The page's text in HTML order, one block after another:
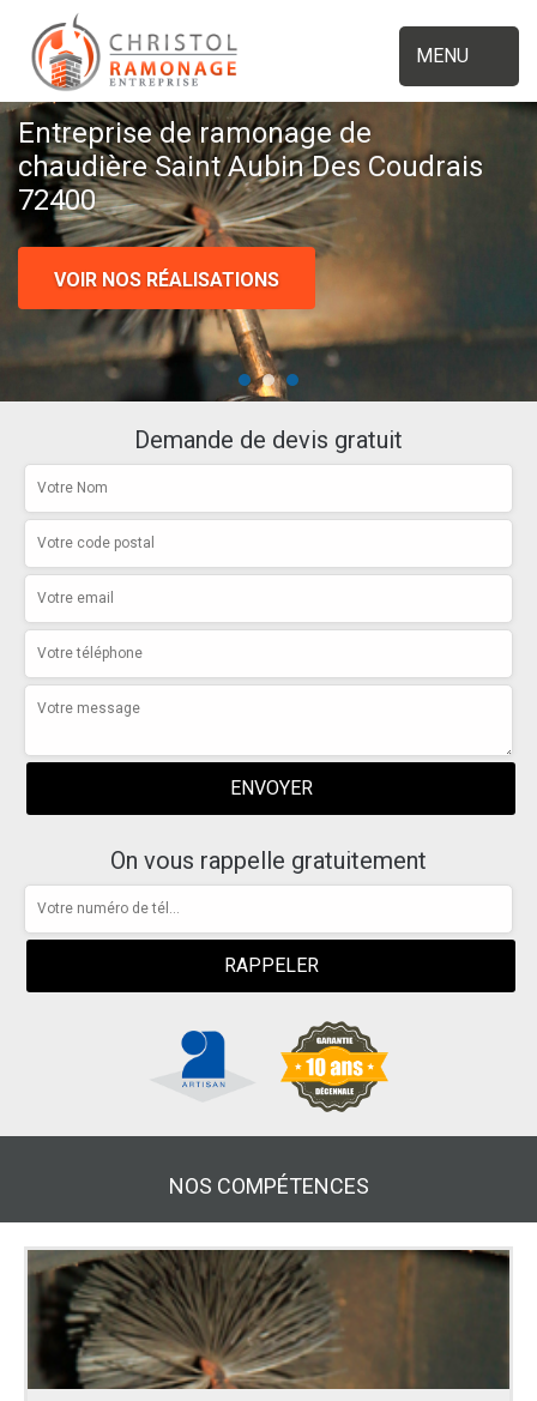
MENU
Entreprise de ramonage de
chaudière Saint Aubin Des Coudrais
72400
VOIR NOS RÉALISATIONS
Demande de devis gratuit
On vous rappelle gratuitement
NOS COMPÉTENCES